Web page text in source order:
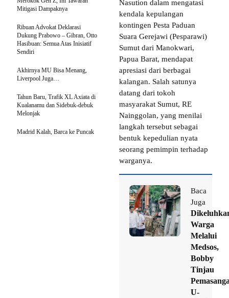
Nasution dalam mengatasi
kendala kepulangan
kontingen Pesta Paduan
Suara Gerejawi (Pesparawi)
Sumut dari Manokwari,
Papua Barat, mendapat
apresiasi dari berbagai
kalangan. Salah satunya
datang dari tokoh
masyarakat Sumut, RE
Nainggolan, yang menilai
langkah tersebut sebagai
bentuk kepedulian nyata
seorang pemimpin terhadap
warganya.
Baca
Juga
Warga
Melalui
Medsos,
Bobby
Tinjau
U-
Mitigasi Dampaknya
Ribuan Advokat Deklarasi
Dukung Prabowo – Gibran, Otto
Hasibuan: Semua Atas Inisiatif
Sendiri
Akhirnya MU Bisa Menang,
Liverpool Juga…
Tahun Baru, Trafik XL Axiata di
Kualanamu dan Sidebuk-debuk
Melonjak
Madrid Kalah, Barca ke Puncak